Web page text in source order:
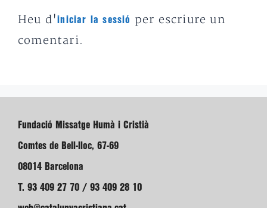
Heu d'iniciar la sessió
per escriure un
comentari.
Fundació Missatge Humà i Cristià
Comtes de Bell-lloc, 67-69
08014 Barcelona
T. 93 409 27 70 / 93 409 28 10